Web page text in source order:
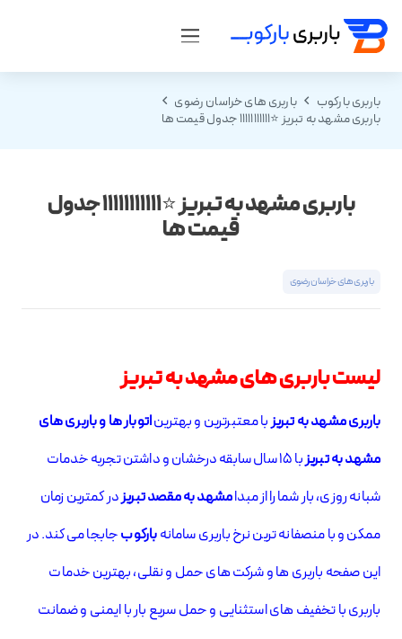
باربری بارکوب
باربری های خراسان رضوی
باربری مشهد به تبریز ⭐️11111111111 جدول قیمت ها
باربری مشهد به تبریز ⭐️11111111111 جدول
قیمت ها
باربری های خراسان رضوی
لیست باربری های مشهد به تبریز
باربری مشهد به تبریزبا معتبرترین و بهتریناتوبار ها و باربری های
مشهد به تبریزبا 15 سال سابقه درخشان و داشتن
تجربه خدمات
شبانه روزی، بار شما را از مبدامشهد به مقصد تبریزدر کمترین زمان
ممکن و با منصفانه ترین نرخ باربری سامانهبارکوبجابجا می کند. در
این صفحه باربری ها و شرکت های حمل و نقلی، بهترین خدمات
باربری با تخفیف های استثنایی و حمل سریع بار با ایمنی و ضمانت